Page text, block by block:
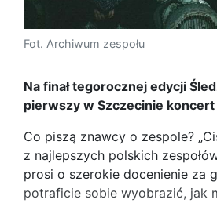
Fot. Archiwum zespołu
Na finał tegorocznej edycji
pierwszy w Szczecinie
Co piszą znawcy o zespole?
z najlepszych polskich
prosi o szerokie docenienie za
potraficie sobie wyobrazić, jak